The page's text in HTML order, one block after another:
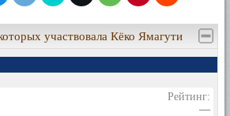
участвовала Кёко Ямагути
Рейтинг:
—